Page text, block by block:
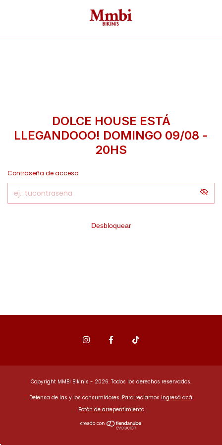
DOLCE HOUSE ESTÁ
LLEGANDOOO! DOMINGO 09/08 -
20HS
Contraseña de acceso
Desbloquear
Copyright MMBI Bikinis - 2026. Todos los derechos reservados.
Defensa de las y los consumidores. Para reclamos ingresá acá.
Botón de arrepentimiento